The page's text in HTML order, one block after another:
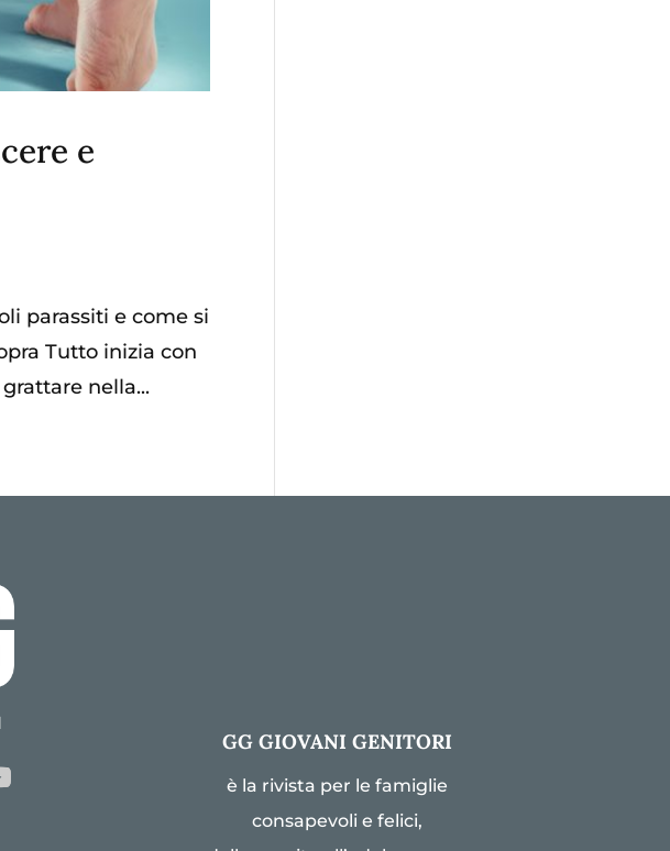
e
parassiti e come si
Tutto inizia con
nella...
GG GIOVANI GENITORI
è la rivista per le famiglie
consapevoli e felici,